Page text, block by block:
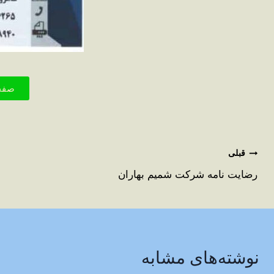
قبلی
رضایت نامه شرکت شمیم بهاران
نوشته‌های مشابه